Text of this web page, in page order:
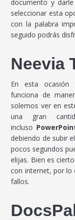
documento y
seleccionar esta
con la palabra
seguido podrás
Neevia
En esta ocasión
funciona de
solemos ver en
una gran
incluso
debiendo de subir
pocos segundos
elijas. Bien es
con internet, por lo
fallos.
DocsPal